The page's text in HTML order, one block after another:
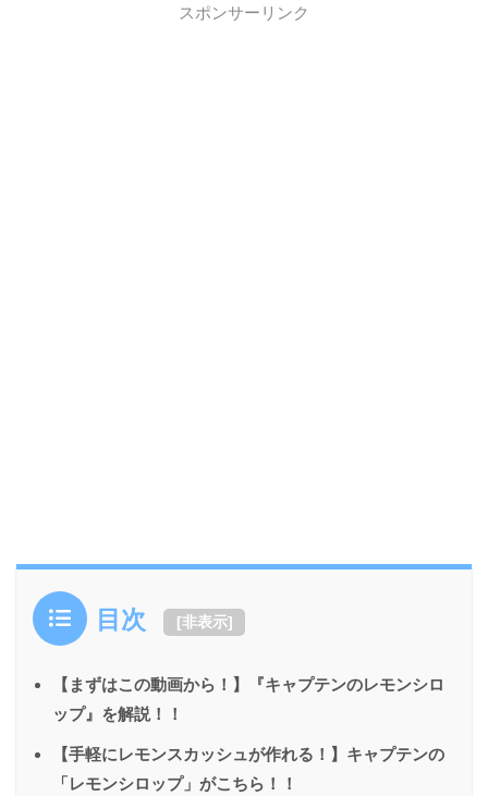
スポンサーリンク
目次 [非表示]
【まずはこの動画から！】『キャプテンのレモンシロ
ップ』を解説！！
【手軽にレモンスカッシュが作れる！】キャプテンの
「レモンシロップ」がこちら！！